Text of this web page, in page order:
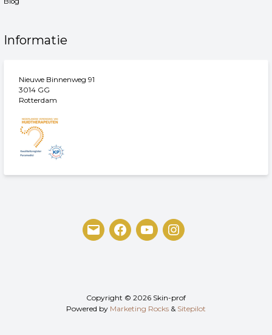
Informatie
Nieuwe Binnenweg 91
3014 GG
Rotterdam
Copyright © 2026 Skin-prof
Powered by Marketing Rocks & Sitepilot